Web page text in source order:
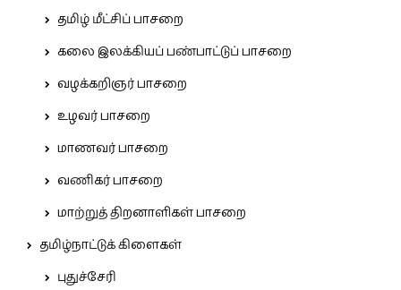
தமிழ் மீட்சிப் பாசறை
கலை இலக்கியப் பண்பாட்டுப் பாசறை
வழக்கறிஞர் பாசறை
உழவர் பாசறை
மாணவர் பாசறை
வணிகர் பாசறை
மாற்றுத் திறனாளிகள் பாசறை
தமிழ்நாட்டுக் கிளைகள்
புதுச்சேரி